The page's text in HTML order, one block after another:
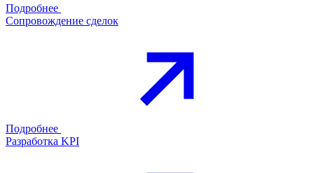
Подробнее
Сопровождение сделок
Подробнее
Разработка KPI